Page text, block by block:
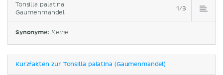
Tonsilla palatina
Gaumenmandel
1/3
Synonyme: Keine
Kurzfakten zur Tonsilla palatina (Gaumenmandel)